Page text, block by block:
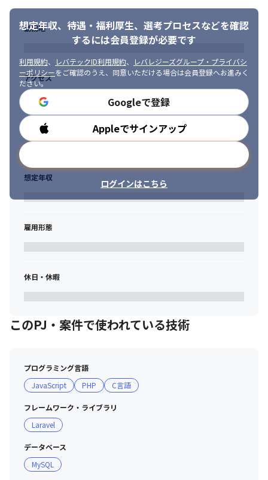
想定年収、待遇・福利厚生、 選考プロセスなどを確認
するには会員登録が必要です
利用規約、 レバテックID利用規約、
レバレジーズグループ・プライバシ
ーポリシーをご確認のうえ、同意いただける場合は会員登録へお進みく
ださい。
Googleで登録
Appleでサインアップ
ログインはこちら
勤務地
アクセス
勤務時間
想定年収
雇用形態
休日・休暇
このPJ・案件で使われている技術
プログラミング言語
JavaScript
PHP C言語
フレームワーク・ライブラリ
Laravel
データベース
MySQL